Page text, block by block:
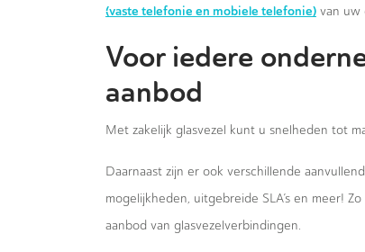
(vaste telefonie en mobiele telefonie) van uw
Voor iedere
aanbod
Met zakelijk glasvezel kunt u snelheden tot
Daarnaast zijn er ook verschillende
mogelijkheden, uitgebreide SLA’s en meer!
aanbod van glasvezelverbindingen.